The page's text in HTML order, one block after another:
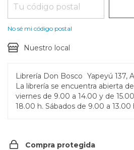
No sé mi código postal
Nuestro local
Librería Don Bosco Yapeyú 137,
La librería se encuentra abierta
viernes de 9.00 a 14.00 y de
18.00 h. Sábados de 9.00 a 13.00
Compra protegida